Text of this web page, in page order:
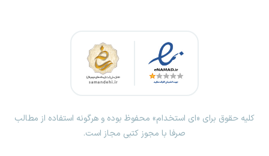
کلیه حقوق برای «ای استخدام» محفوظ بوده و هرگونه استفاده از مطالب
صرفا با مجوز کتبی مجاز است.